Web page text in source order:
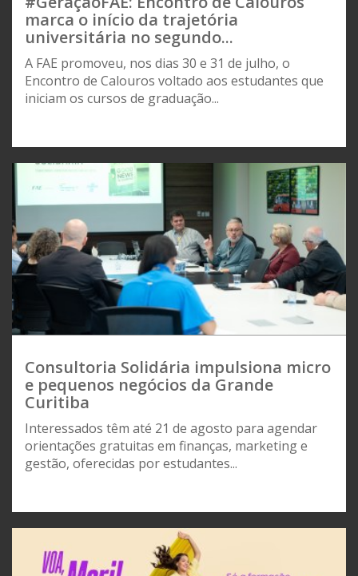
marca o início da trajetória
universitária no segundo...
A FAE promoveu, nos dias 30 e 31 de julho, o
Encontro de Calouros voltado aos estudantes que
iniciam os cursos de graduação...
Consultoria Solidária impulsiona micro
e pequenos negócios da Grande
Curitiba
Interessados têm até 21 de agosto para agendar
orientações gratuitas em finanças, marketing e
gestão, oferecidas por estudantes...